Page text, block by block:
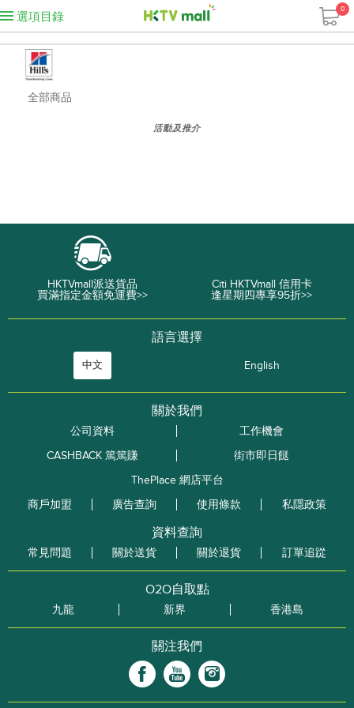
選項目錄
0
全部商品
活動及推介
HKTVmall派送貨品
買滿指定金額免運費>>
Citi HKTVmall 信用卡
逢星期四專享95折>>
語言選擇
中文 English
關於我們
公司資料
工作機會
CASHBACK 篤篤賺
街市即日餸
ThePlace 網店平台
商戶加盟
廣告查詢 使用條款 私隱政策
資料查詢
常見問題 關於送貨 關於退貨 訂單追踨
O2O自取點
九龍 新界 香港島
關注我們